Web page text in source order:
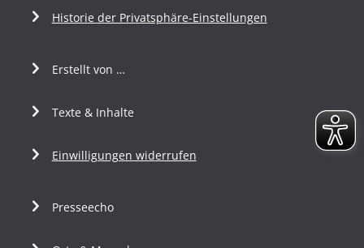
Historie der Privatsphäre-Einstellungen
Erstellt von …
Texte & Inhalte
Einwilligungen widerrufen
Presseecho